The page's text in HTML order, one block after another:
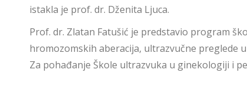
istakla je prof. dr. Dženita Ljuca.
Prof. dr. Zlatan Fatušić je predstavio program
hromozomskih aberacija, ultrazvučne preglede
Za pohađanje Škole ultrazvuka u ginekologiji i